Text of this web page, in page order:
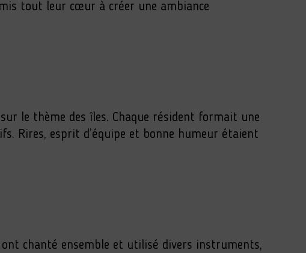
tout leur cœur à créer une ambiance
le thème des îles. Chaque résident formait une
Rires, esprit d’équipe et bonne humeur étaient
chanté ensemble et utilisé divers instruments,